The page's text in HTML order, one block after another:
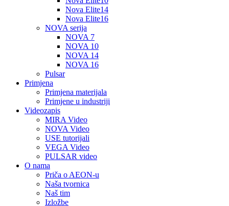
Nova Elite14
Nova Elite16
NOVA serija
NOVA 7
NOVA 10
NOVA 14
NOVA 16
Pulsar
Primjena
Primjena materijala
Primjene u industriji
Videozapis
MIRA Video
NOVA Video
USE tutorijali
VEGA Video
PULSAR video
O nama
Priča o AEON-u
Naša tvornica
Naš tim
Izložbe